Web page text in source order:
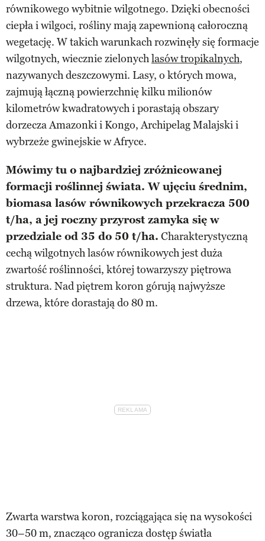
równikowego wybitnie wilgotnego. Dzięki obecności
ciepła i wilgoci, rośliny mają zapewnioną całoroczną
wegetację. W takich warunkach rozwinęły się formacje
wilgotnych, wiecznie zielonychlasów tropikalnych,
nazywanych deszczowymi. Lasy, o których mowa,
zajmują łączną powierzchnię kilku milionów
kilometrów kwadratowych i porastają obszary
dorzecza Amazonki i Kongo, Archipelag Malajski i
wybrzeże gwinejskie w Afryce.
Mówimy tu o najbardziej zróżnicowanej
formacji roślinnej świata. W ujęciu średnim,
biomasa lasów równikowych przekracza 500
t/ha, a jej roczny przyrost zamyka się w
przedziale od 35 do 50 t/ha. Charakterystyczną
cechą wilgotnych lasów równikowych jest duża
zwartość roślinności, której towarzyszy piętrowa
struktura. Nad piętrem koron górują najwyższe
drzewa, które dorastają do 80 m.
Zwarta warstwa koron, rozciągająca się na wysokości
30–50 m, znacząco ogranicza dostęp światła